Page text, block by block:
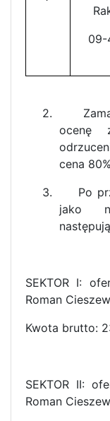
09-
2.
ocenę
cena
3. Po
jako
SEKTOR I:
Roman
Kwota brutto:
SEKTOR II:
Roman